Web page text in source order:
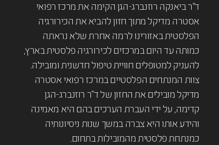
ד"ר ביאנקה רוזנברג-הגן הקימה את מרכז רפואי
אסטרה מדיקל מתוך חזון להביא את הכירורגיה
הפלסטית באזורינו לרמה אחרת שלא נראתה
כמותה עד היום במרכזים לכירורגיה פלסטית בארץ,
להעניק למטופלים חוויית טיפול חדשנית ומובילה.
צוות המנתחים הפלסטיים במרכז רפואי אסטרה
מדיקל מובילים את החזון של ד"ר רוזנברג-הגן
קדימה, על ידי העברת הערכים בהם היא מאמינה
והידע אותו היא צברה במשך שנות ניסיונותיה
כמנתחת פלסטית מהמובילות בתחום.